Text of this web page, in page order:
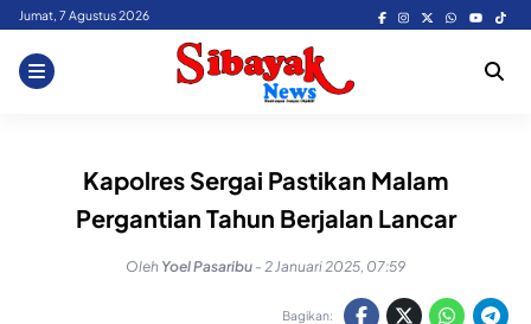
Skip
content
Jumat, 7 Agustus 2026
Kapolres Sergai Pastikan Malam
Pergantian Tahun Berjalan Lancar
Oleh Yoel Pasaribu - 2 Januari 2025, 07:59
Bagikan: